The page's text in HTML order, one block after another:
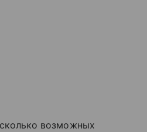
возможных